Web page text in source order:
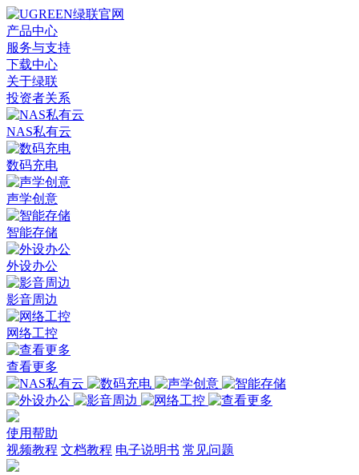
产品中心
服务与支持
下载中心
关于绿联
投资者关系
NAS私有云
数码充电
声学创意
智能存储
外设办公
影音周边
网络工控
查看更多
使用帮助
视频教程 文档教程 电子说明书 常见问题